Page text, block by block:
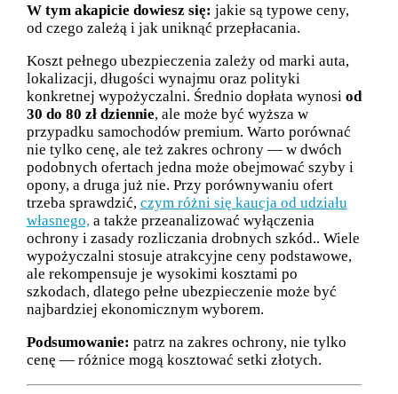
W tym akapicie dowiesz się: jakie są typowe ceny,
od czego zależą i jak uniknąć przepłacania.
Koszt pełnego ubezpieczenia zależy od marki auta,
lokalizacji, długości wynajmu oraz polityki
konkretnej wypożyczalni. Średnio dopłata wynosi od
30 do 80 zł dziennie, ale może być wyższa w
przypadku samochodów premium. Warto porównać
nie tylko cenę, ale też zakres ochrony — w dwóch
podobnych ofertach jedna może obejmować szyby i
opony, a druga już nie. Przy porównywaniu ofert
trzeba sprawdzić, czym różni się kaucja od udziału
własnego,a także przeanalizować wyłączenia
ochrony i zasady rozliczania drobnych szkód.. Wiele
wypożyczalni stosuje atrakcyjne ceny podstawowe,
ale rekompensuje je wysokimi kosztami po
szkodach, dlatego pełne ubezpieczenie może być
najbardziej ekonomicznym wyborem.
Podsumowanie: patrz na zakres ochrony, nie tylko
cenę — różnice mogą kosztować setki złotych.